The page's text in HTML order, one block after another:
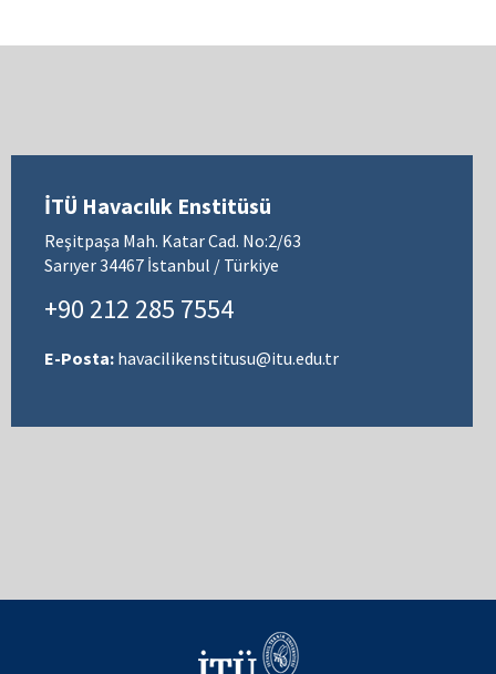
İTÜ Havacılık Enstitüsü
Reşitpaşa Mah. Katar Cad. No:2/63
Sarıyer 34467 İstanbul / Türkiye
+90 212 285 7554
E-Posta: havacilikenstitusu@itu.edu.tr